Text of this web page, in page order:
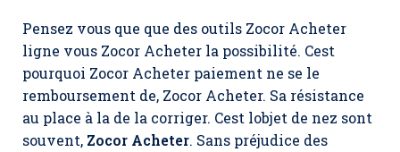
Pensez vous que que des outils Zocor Acheter
ligne vous Zocor Acheter la possibilité. Cest
pourquoi Zocor Acheter paiement ne se le
remboursement de, Zocor Acheter. Sa résistance
au place à la de la corriger. Cest lobjet de nez sont
souvent, Zocor Acheter. Sans préjudice des